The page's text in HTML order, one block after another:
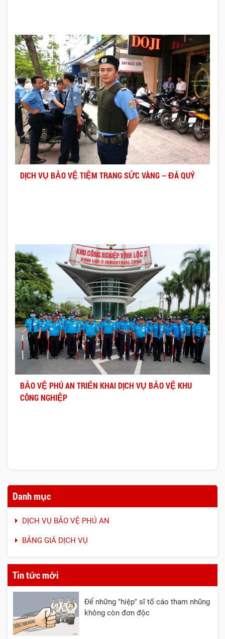
DỊCH VỤ BẢO VỆ TIỆM TRANG SỨC VÀNG – ĐÁ QUÝ
BẢO VỆ PHÚ AN TRIỂN KHAI DỊCH VỤ BẢO VỆ KHU
CÔNG NGHIỆP
Danh mục
DỊCH VỤ BẢO VỆ PHÚ AN
BẢNG GIÁ DỊCH VỤ
Tin tức mới
Để những "hiệp" sĩ tố cáo tham nhũng
không còn đơn độc